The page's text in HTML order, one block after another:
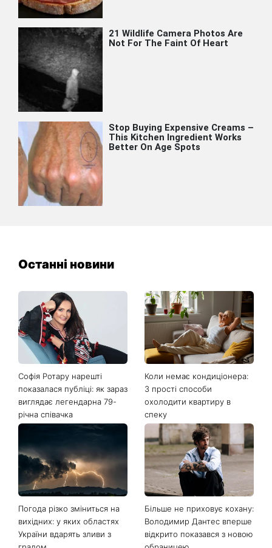
Останні новини
Софія Ротару нарешті
показалася публіці: як зараз
виглядає легендарна 79-
річна співачка
Коли немає кондиціонера:
3 прості способи
охолодити квартиру в
спеку
Погода різко зміниться на
вихідних: у яких областях
України вдарять зливи з
Більше не приховує кохану:
Володимир Дантес вперше
відкрито показався з новою